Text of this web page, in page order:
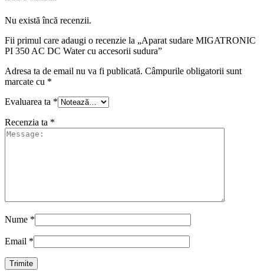
Nu există încă recenzii.
Fii primul care adaugi o recenzie la „Aparat sudare MIGATRONIC
PI 350 AC DC Water cu accesorii sudura”
Adresa ta de email nu va fi publicată. Câmpurile obligatorii sunt
marcate cu *
Evaluarea ta *
Recenzia ta *
Nume *
Email *